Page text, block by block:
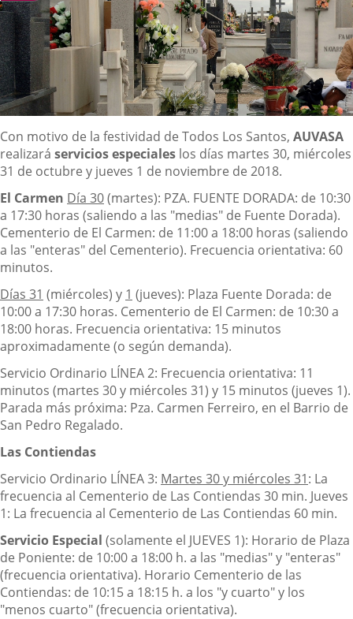
Descripción
Con motivo de la festividad de Todos Los Santos, AUVASA
realizará servicios especiales los días martes 30, miércoles
31 de octubre y jueves 1 de noviembre de 2018.
El Carmen Día 30(martes): PZA. FUENTE DORADA: de 10:30
a 17:30 horas (saliendo a las "medias" de Fuente Dorada).
Cementerio de El Carmen: de 11:00 a 18:00 horas (saliendo
a las "enteras" del Cementerio). Frecuencia orientativa: 60
minutos.
Días 31 (miércoles) y 1 (jueves): Plaza Fuente Dorada: de
10:00 a 17:30 horas. Cementerio de El Carmen: de 10:30 a
18:00 horas. Frecuencia orientativa: 15 minutos
aproximadamente (o según demanda).
Servicio Ordinario LÍNEA 2: Frecuencia orientativa: 11
minutos (martes 30 y miércoles 31) y 15 minutos (jueves 1).
Parada más próxima: Pza. Carmen Ferreiro, en el Barrio de
San Pedro Regalado.
Las Contiendas
Servicio Ordinario LÍNEA 3: Martes 30 y miércoles 31: La
frecuencia al Cementerio de Las Contiendas 30 min. Jueves
1: La frecuencia al Cementerio de Las Contiendas 60 min.
Servicio Especial (solamente el JUEVES 1): Horario de Plaza
de Poniente: de 10:00 a 18:00 h. a las "medias" y "enteras"
(frecuencia orientativa). Horario Cementerio de las
Contiendas: de 10:15 a 18:15 h. a los "y cuarto" y los
"menos cuarto" (frecuencia orientativa).